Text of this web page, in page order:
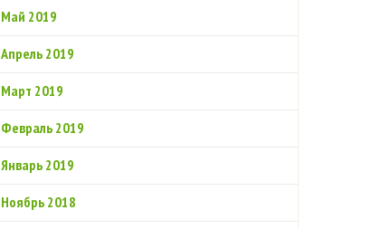
Май 2019
Апрель 2019
Март 2019
Февраль 2019
Январь 2019
Ноябрь 2018